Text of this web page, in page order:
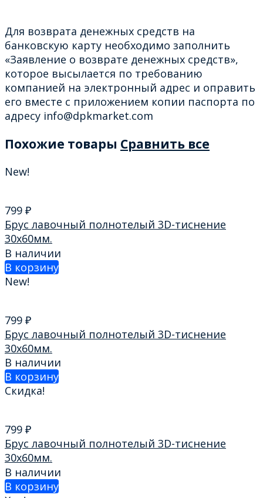
Для возврата денежных средств на
банковскую карту необходимо заполнить
«Заявление о возврате денежных средств»,
которое высылается по требованию
компанией на электронный адрес и оправить
его вместе с приложением копии паспорта по
адресу info@dpkmarket.com
Похожие товары Сравнить все
New!
799 ₽
Брус лавочный полнотелый 3D-тиснение
30х60мм.
В наличии
В корзину
New!
799 ₽
Брус лавочный полнотелый 3D-тиснение
30х60мм.
В наличии
В корзину
Скидка!
799 ₽
Брус лавочный полнотелый 3D-тиснение
30х60мм.
В наличии
В корзину